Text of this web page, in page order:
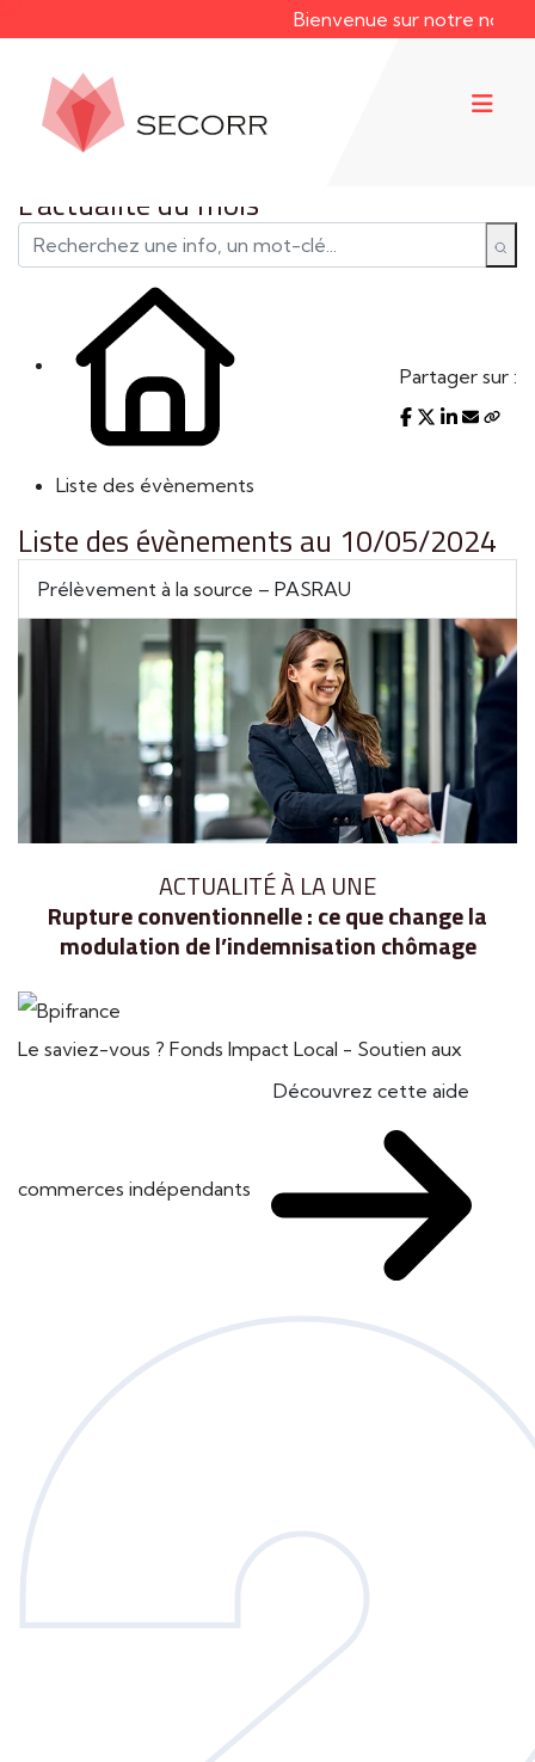
Bienvenue sur notre
L'actualité du mois
Liste des évènements
Partager sur :
Liste des évènements au 10/05/2024
Prélèvement à la source – PASRAU
ACTUALITÉ À LA UNE
Rupture conventionnelle : ce que change la
modulation de l’indemnisation chômage
Le saviez-vous ? Fonds Impact Local - Soutien aux
commerces indépendants
Découvrez cette aide